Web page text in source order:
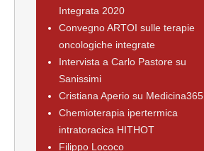
Integrata 2020
Convegno ARTOI sulle terapie
oncologiche integrate
Intervista a Carlo Pastore su
Sanissimi
Cristiana Aperio su Medicina365
Chemioterapia ipertermica
intratoracica HITHOT
Filippo Lococo